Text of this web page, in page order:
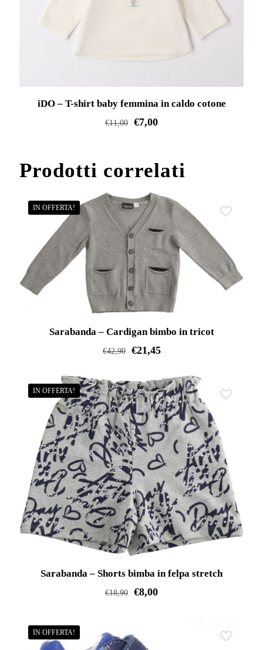
opzioni
pagina
del
prodotto
iDO – T-shirt baby femmina in caldo cotone
€11,00 €7,00
ha
varianti.
Le
opzioni
possono
essere
scelte
nella
del
prodotto
Prodotti correlati
IN OFFERTA!
Sarabanda – Cardigan bimbo in tricot
€42,90 €21,45
prodotto
ha
più
varianti.
Le
opzioni
possono
essere
scelte
nella
pagina
del
IN OFFERTA!
Sarabanda – Shorts bimba in felpa stretch
€18,90 €8,00
ha
IN OFFERTA!